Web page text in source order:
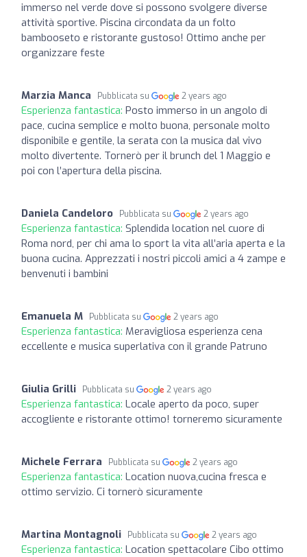
immerso nel verde dove si possono svolgere diverse
attività sportive. Piscina circondata da un folto
bambooseto e ristorante gustoso! Ottimo anche per
organizzare feste
Marzia Manca Pubblicata su 2 years ago
Esperienza fantastica: Posto immerso in un angolo di
pace, cucina semplice e molto buona, personale molto
disponibile e gentile, la serata con la musica dal vivo
molto divertente. Tornerò per il brunch del 1 Maggio e
poi con l’apertura della piscina.
Daniela Candeloro Pubblicata su 2 years ago
Esperienza fantastica: Splendida location nel cuore di
Roma nord, per chi ama lo sport la vita all’aria aperta e la
buona cucina. Apprezzati i nostri piccoli amici a 4 zampe e
benvenuti i bambini
Emanuela M Pubblicata su 2 years ago
Esperienza fantastica: Meravigliosa esperienza cena
eccellente e musica superlativa con il grande Patruno
Giulia Grilli Pubblicata su 2 years ago
Esperienza fantastica: Locale aperto da poco, super
accogliente e ristorante ottimo! torneremo sicuramente
Michele Ferrara Pubblicata su 2 years ago
Esperienza fantastica: Location nuova,cucina fresca e
ottimo servizio. Ci tornerò sicuramente
Martina Montagnoli Pubblicata su 2 years ago
Esperienza fantastica: Location spettacolare Cibo ottimo